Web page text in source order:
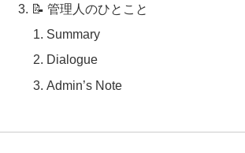
📝 管理人のひとこと
Summary
Dialogue
Admin’s Note